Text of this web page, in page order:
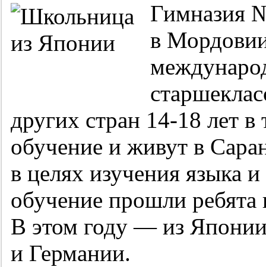
Гимназия
в
других стран 14-18 лет в
обучение и живут в
в целях изучения языка
обучение прошли
В этом году — из
и Германии.